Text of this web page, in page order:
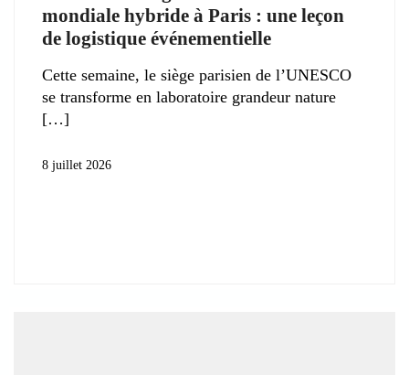
mondiale hybride à Paris : une leçon
de logistique événementielle
Cette semaine, le siège parisien de l’UNESCO
se transforme en laboratoire grandeur nature
8 juillet 2026